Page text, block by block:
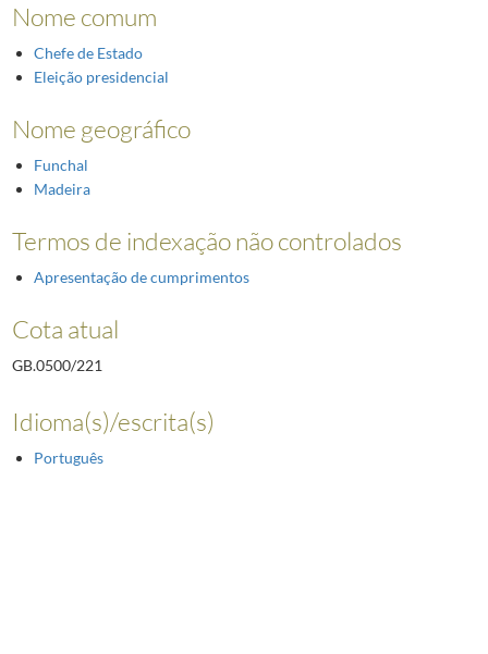
Nome comum
Chefe de Estado
Eleição presidencial
Nome geográfico
Funchal
Madeira
Termos de indexação não controlados
Apresentação de cumprimentos
Cota atual
GB.0500/221
Idioma(s)/escrita(s)
Português